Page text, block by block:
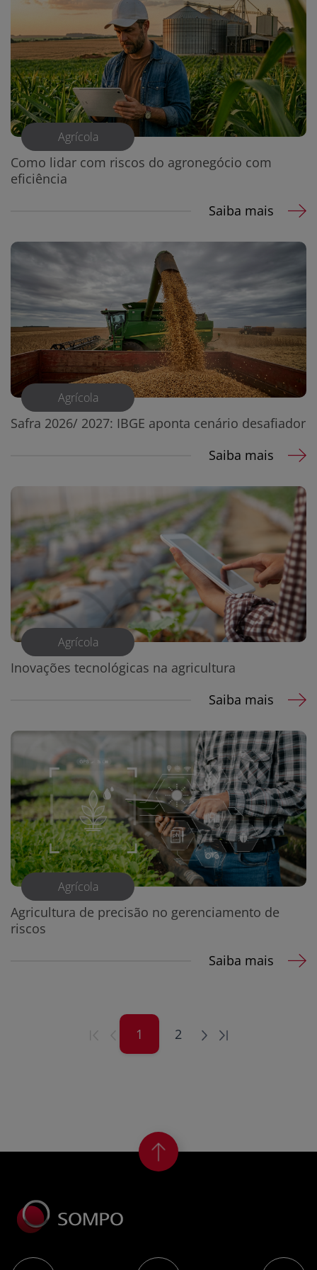
Agrícola
Como lidar com riscos do agronegócio com
eficiência
Saiba mais
Agrícola
Safra 2026/ 2027: IBGE aponta cenário desafiador
Saiba mais
Agrícola
Inovações tecnológicas na agricultura
Saiba mais
Agrícola
Agricultura de precisão no gerenciamento de
riscos
Saiba mais
1 2